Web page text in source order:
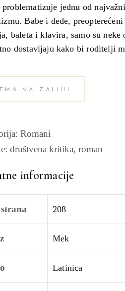
problematizuje jednu od
Babe i dede,
baleta i klavira, samo su neke
dostavljaju kako bi roditelji
NA ZALIHI
Romani
društvena kritika, roman
informacije
208
Mek
Latinica